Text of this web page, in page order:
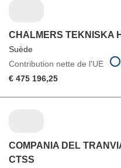
CHALMERS TEKNISKA
Suède
Contribution nette de l'UE
€ 475 196,25
COMPANIA DEL
CTSS